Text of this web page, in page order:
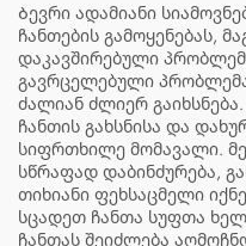
Ბევრი ადამიანი
ჩანთების გამოყენებას,
დაკავშირებული
გავრცელებული
ძალიან ძლიერ
ჩანთის გახსნისა და
სიფრთხილე მომავალი.
სწრაფად დაბინძურება,
თიხიანი ფეხსაცმელი
სცადეთ ჩანთა სუფთა
ჩანთას შეიძლება